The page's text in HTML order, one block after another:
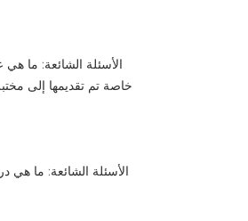
الأسئلة الشائعة: ما هي
خاصة تم تقديمها إلى
الأسئلة الشائعة: ما هي